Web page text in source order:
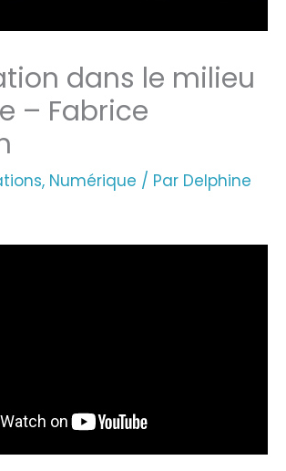
dans le milieu
– Fabrice
, Numérique / Par Delphine